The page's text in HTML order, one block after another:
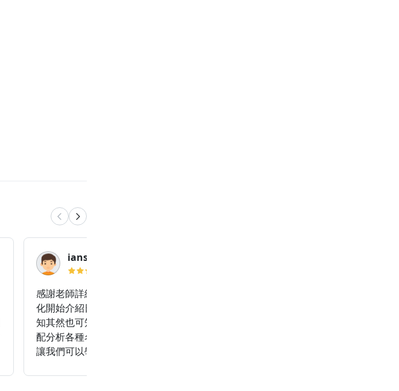
ianshow
感謝老師詳細的教學，從理念、文
化開始介紹日本美學，讓我們可以
知其然也可知其所以然。後面再搭
配分析各種名家風格的調色思路，
讓我們可以學會多種日系調色應
的一堂課程～